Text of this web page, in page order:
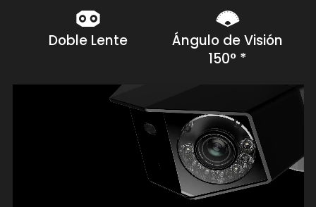
Doble Lente
Ángulo de Visión
150° *